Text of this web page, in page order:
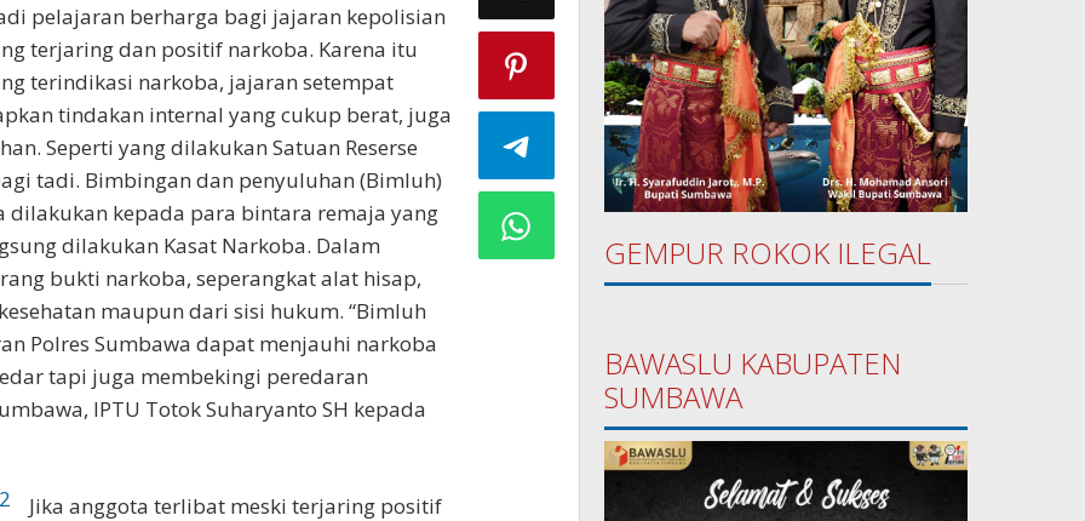
pelajaran berharga bagi jajaran kepolisian
terjaring dan positif narkoba. Karena itu
terindikasi narkoba, jajaran setempat
tindakan internal yang cukup berat, juga
Seperti yang dilakukan Satuan Reserse
tadi. Bimbingan dan penyuluhan (Bimluh)
kepada para bintara remaja yang
dilakukan Kasat Narkoba. Dalam
bukti narkoba, seperangkat alat hisap,
maupun dari sisi hukum. “Bimluh
Polres Sumbawa dapat menjauhi narkoba
tapi juga membekingi peredaran
IPTU Totok Suharyanto SH kepada
Jika anggota terlibat meski terjaring positif
GEMPUR ROKOK ILEGAL
BAWASLU KABUPATEN
SUMBAWA